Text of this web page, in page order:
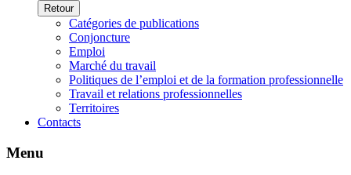
Retour
Catégories de publications
Conjoncture
Emploi
Marché du travail
Politiques de l’emploi et de la formation professionnelle
Travail et relations professionnelles
Territoires
Contacts
Menu